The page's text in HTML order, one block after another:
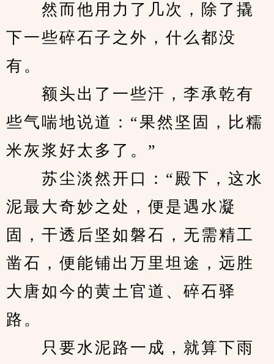
然而他用力了几次，除了撬
下一些碎石子之外，什么都没
有。
额头出了一些汗，李承乾有
些气喘地说道：“果然坚固，比糯
米灰浆好太多了。”
苏尘淡然开口：“殿下，这水
泥最大奇妙之处，便是遇水凝
固，干透后坚如磐石，无需精工
凿石，便能铺出万里坦途，远胜
大唐如今的黄土官道、碎石驿
路。
只要水泥路一成，就算下雨